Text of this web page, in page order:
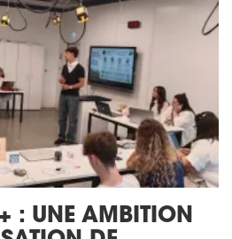
: UNE AMBITION